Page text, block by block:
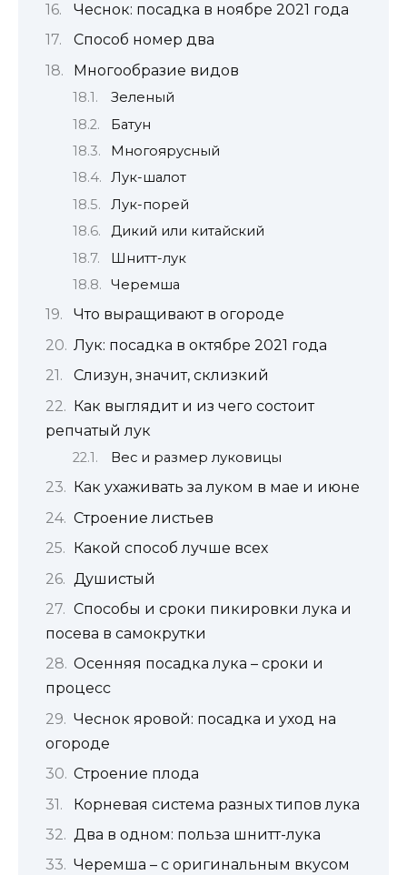
Чеснок: посадка в ноябре 2021 года
Способ номер два
Многообразие видов
Зеленый
Батун
Многоярусный
Лук-шалот
Лук-порей
Дикий или китайский
Шнитт-лук
Черемша
Что выращивают в огороде
Лук: посадка в октябре 2021 года
Слизун, значит, склизкий
Как выглядит и из чего состоит
репчатый лук
Вес и размер луковицы
Как ухаживать за луком в мае и июне
Строение листьев
Какой способ лучше всех
Душистый
Способы и сроки пикировки лука и
посева в самокрутки
Осенняя посадка лука – сроки и
процесс
Чеснок яровой: посадка и уход на
огороде
Строение плода
Корневая система разных типов лука
Два в одном: польза шнитт-лука
Черемша – с оригинальным вкусом